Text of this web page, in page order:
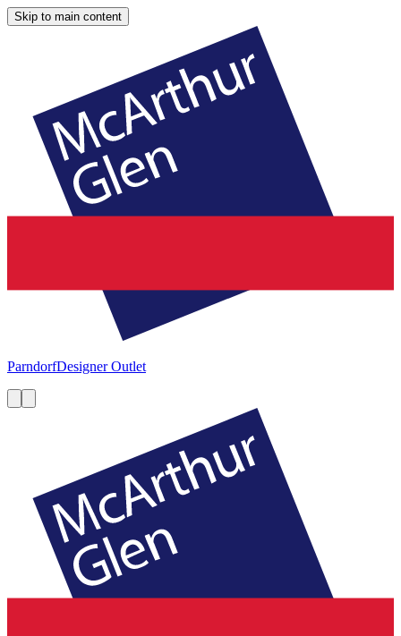
Skip to main content
ParndorfDesigner Outlet